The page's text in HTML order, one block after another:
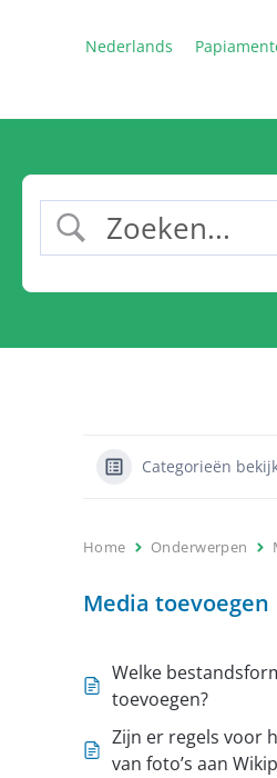
Nederlands
Categorieën
Home Onderwerpen
Media toevoegen
Welke
toevoegen?
Zijn er regels voor
van foto’s aan